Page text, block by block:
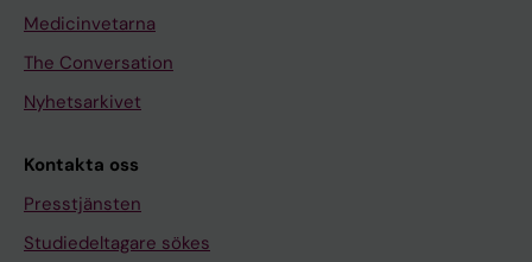
Medicinvetarna
The Conversation
Nyhetsarkivet
Kontakta oss
Presstjänsten
Studiedeltagare sökes